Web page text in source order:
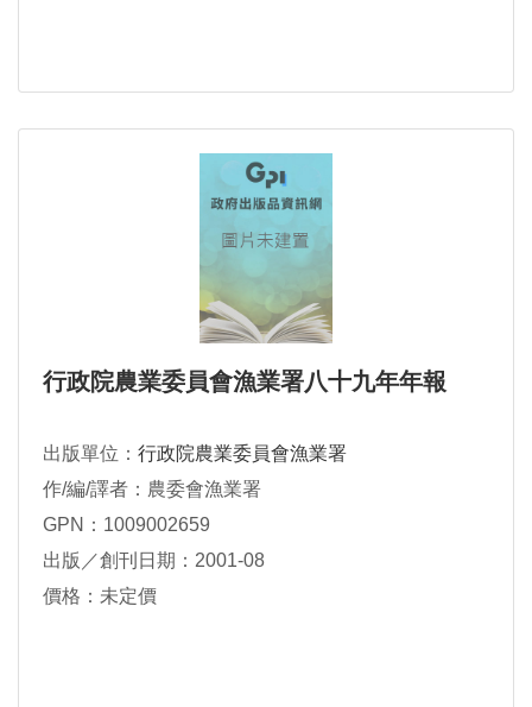
行政院農業委員會漁業署八十九年年報
出版單位： 行政院農業委員會漁業署
作/編/譯者：農委會漁業署
GPN：1009002659
出版／創刊日期：2001-08
價格：未定價